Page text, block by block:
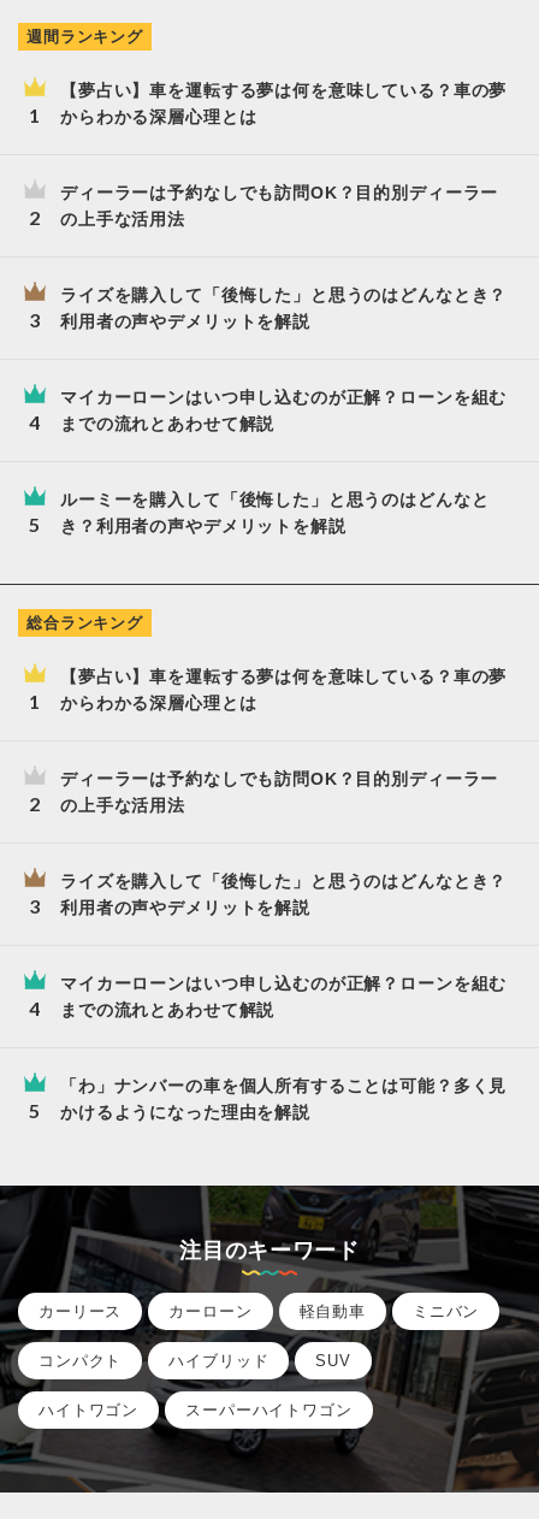
週間ランキング
【夢占い】車を運転する夢は何を意味している？車の夢
からわかる深層心理とは
ディーラーは予約なしでも訪問OK？目的別ディーラー
の上手な活用法
ライズを購入して「後悔した」と思うのはどんなとき？
利用者の声やデメリットを解説
マイカーローンはいつ申し込むのが正解？ローンを組む
までの流れとあわせて解説
ルーミーを購入して「後悔した」と思うのはどんなと
き？利用者の声やデメリットを解説
総合ランキング
【夢占い】車を運転する夢は何を意味している？車の夢
からわかる深層心理とは
ディーラーは予約なしでも訪問OK？目的別ディーラー
の上手な活用法
ライズを購入して「後悔した」と思うのはどんなとき？
利用者の声やデメリットを解説
マイカーローンはいつ申し込むのが正解？ローンを組む
までの流れとあわせて解説
「わ」ナンバーの車を個人所有することは可能？多く見
かけるようになった理由を解説
注目のキーワード
カーリース カーローン 軽自動車 ミニバン
コンパクト ハイブリッド SUV
ハイトワゴン スーパーハイトワゴン